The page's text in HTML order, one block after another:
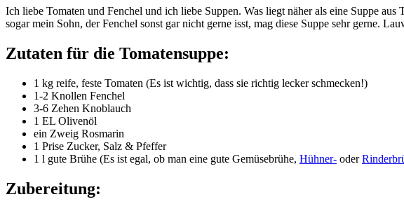
Ich liebe Tomaten und Fenchel und ich liebe Suppen. Was liegt näher als eine Suppe
sogar mein Sohn, der Fenchel sonst gar nicht gerne isst, mag diese Suppe sehr gerne.
Zutaten für die Tomatensuppe:
1 kg reife, feste Tomaten (Es ist wichtig, dass sie richtig lecker schmecken!)
1-2 Knollen Fenchel
3-6 Zehen Knoblauch
1 EL Olivenöl
ein Zweig Rosmarin
1 Prise Zucker, Salz & Pfeffer
1 l gute Brühe (Es ist egal, ob man eine gute Gemüsebrühe, Hühner- oder
Zubereitung: